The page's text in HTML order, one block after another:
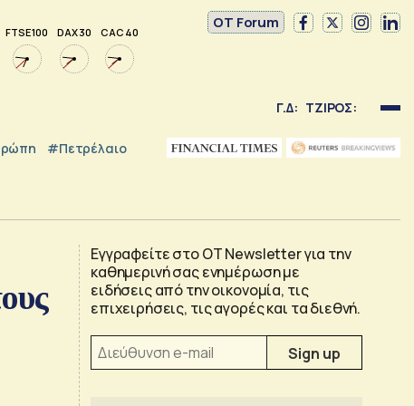
FTSE 100 DAX 30 CAC 40
OT Forum
Γ.Δ: ΤΖΙΡΟΣ:
#Πετρέλαιο
Εγγραφείτε στο OT Newsletter για την
καθημερινή σας ενημέρωση με
ειδήσεις από την οικονομία, τις
επιχειρήσεις, τις αγορές και τα διεθνή.